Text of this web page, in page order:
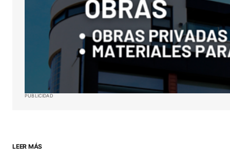
PUBLICIDAD
LEER MÁS